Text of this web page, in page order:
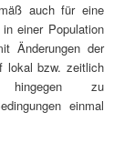
auch für eine
einer Population
Änderungen der
lokal bzw. zeitlich
hingegen zu
einmal